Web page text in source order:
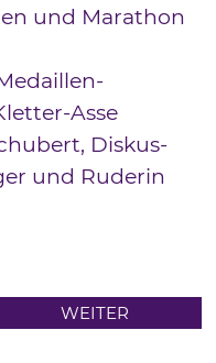
und Marathon
Asse
Diskus-
und Ruderin
WEITER